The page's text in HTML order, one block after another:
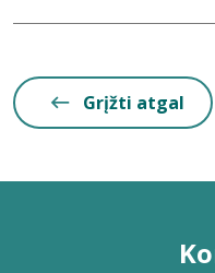
Grįžti atgal